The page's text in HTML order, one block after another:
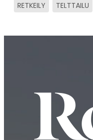
RETKEILY
TELTTAILU